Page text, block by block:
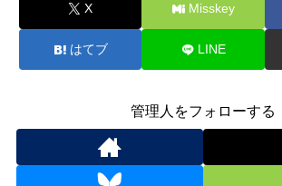
X Misskey
はてブ LINE
管理人をフォローする